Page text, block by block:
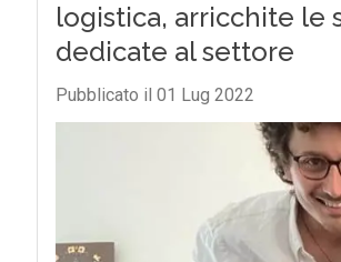
logistica, arricchite le
dedicate al settore
Pubblicato il 01 Lug 2022